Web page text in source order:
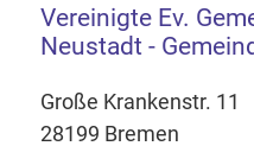
Vereinigte Ev.
Neustadt -
Große Krankenstr. 11
28199 Bremen